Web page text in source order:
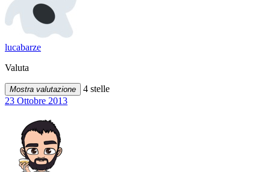
lucabarze
Valuta
Mostra valutazione
4 stelle
23 Ottobre 2013